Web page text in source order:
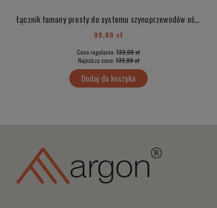
Łącznik łamany prosty do systemu szynoprzewodów oświetleniowych T-RACK CONNEXT FLEX 4363
99,00 zł
Cena regularna: 139,00 zł
Najniższa cena:139,00 zł
Dodaj do koszyka